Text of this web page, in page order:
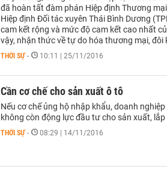
đã hoàn tất đàm phán Hiệp định Thương
Hiệp định Đối tác xuyên Thái Bình Dương
cam kết rộng và mức độ cam kết cao nhất
vậy, nhận thức về tự do hóa thương mại, đôi
THỜI SỰ - 10:11 | 25/11/2016
Cần cơ chế cho sản xuất ô tô
Nếu cơ chế ủng hộ nhập khẩu, doanh
không còn động lực đầu tư cho sản xuất,
THỜI SỰ - 08:29 | 14/11/2016